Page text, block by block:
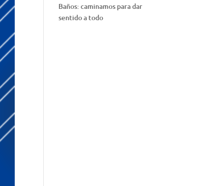
Baños: caminamos para dar
sentido a todo